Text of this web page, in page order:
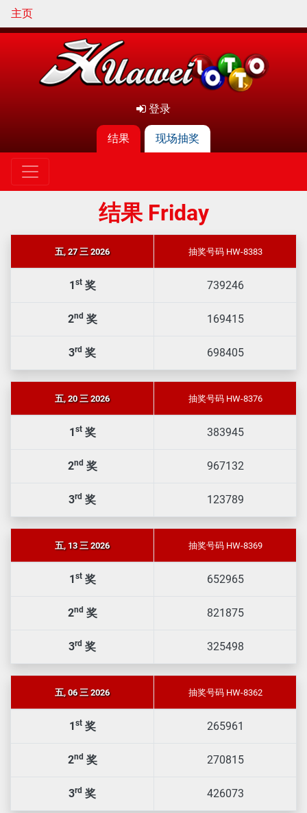
主页
登录
结果 现场抽奖
结果 Friday
五, 27 三 2026 抽奖号码 HW-8383
1 st奖 739246
2nd 奖 169415
3rd 奖 698405
五, 20 三 2026 抽奖号码 HW-8376
1 st奖 383945
2nd 奖 967132
3rd 奖 123789
五, 13 三 2026 抽奖号码 HW-8369
1 st奖 652965
2nd 奖 821875
3rd 奖 325498
五, 06 三 2026 抽奖号码 HW-8362
1 st奖 265961
2nd 奖 270815
3rd 奖 426073